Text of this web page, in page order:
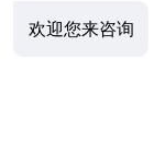
欢迎您来咨询